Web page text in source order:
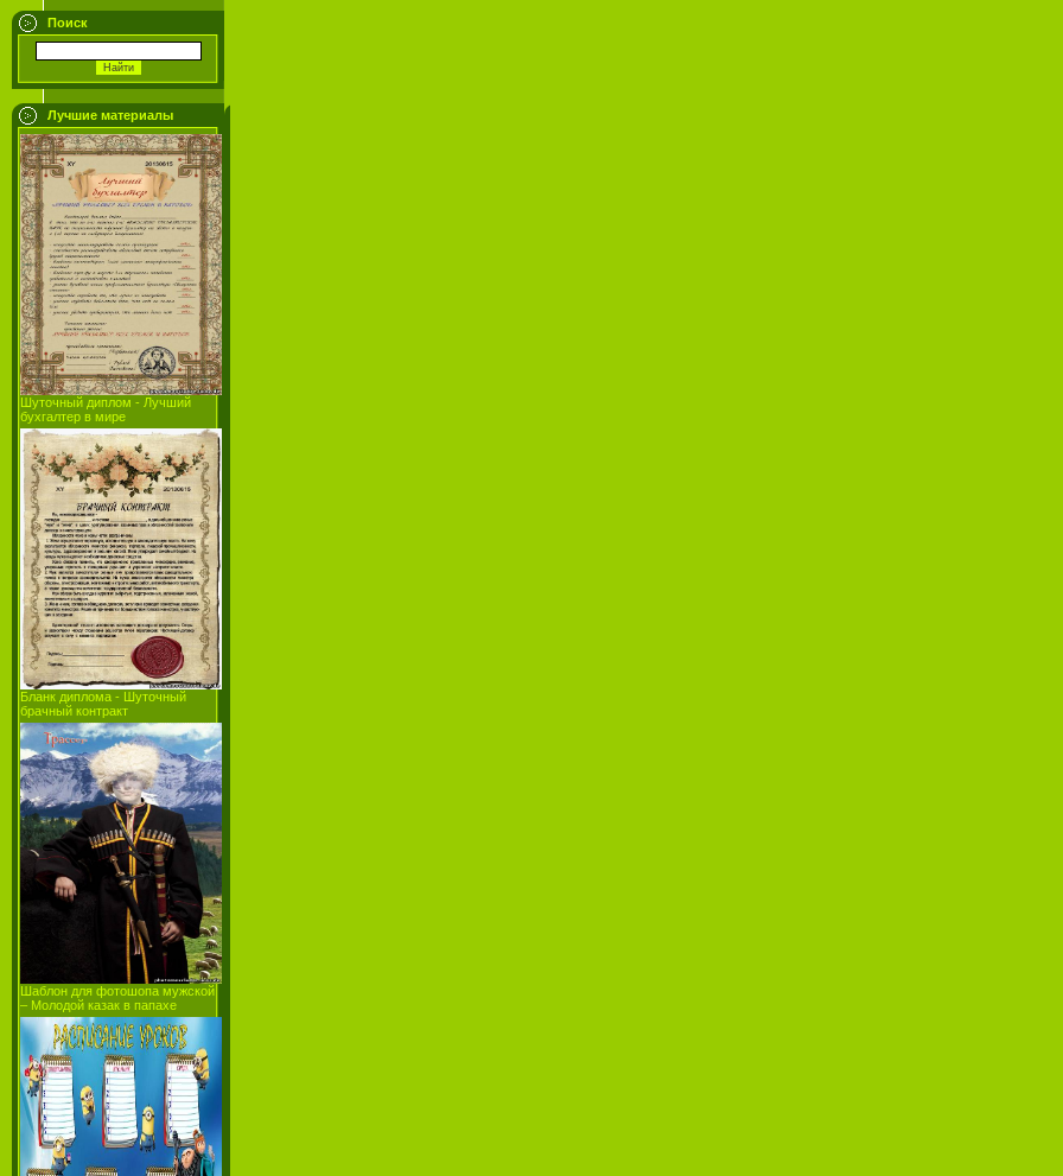
Поиск
Лучшие материалы
Шуточный диплом - Лучший
бухгалтер в мире
Бланк диплома - Шуточный
брачный контракт
Шаблон для фотошопа мужской
– Молодой казак в папахе